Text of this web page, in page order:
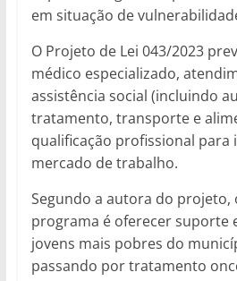
em situação de
O Projeto de Lei 043/2023
médico especializado,
assistência social (incluindo
tratamento, transporte e
qualificação profissional para
mercado de trabalho.
Segundo a autora do projeto,
programa é oferecer suporte
jovens mais pobres do
passando por tratamento